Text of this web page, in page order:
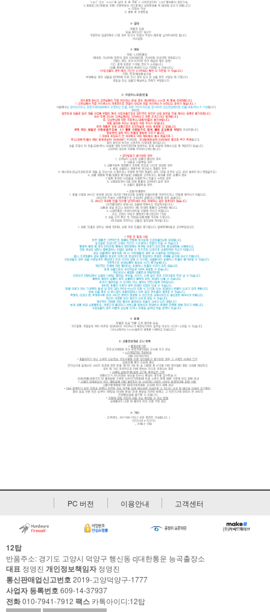
PC 버전 이용안내 고객센터
12탑
반품주소: 경기도 고양시 덕양구 행신동 cj대한통운 능곡출장소
대표 정영진 개인정보책임자정영진
통신판매업신고번호 2019-고양덕양구-1777
사업자 등록번호 609-14-37937
전화010-7941-7912 팩스 카톡아이디:12탑